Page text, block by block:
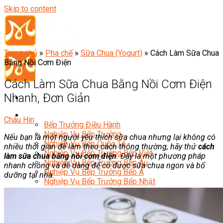
Skip to content
Đầu Bếp
Bếp Trưởng Điều Hành
Nghiệp Vụ Bếp Trưởng
Nghiệp Vụ Bếp Quốc Tế
Nghiệp Vụ Bếp Trưởng Bếp Việt
Nghiệp Vụ Bếp Trưởng Bếp Âu
Nghiệp Vụ Bếp Trưởng Bếp Á
Nghiệp Vụ Bếp Trưởng Bếp Nhật
Nghiệp Vụ Bếp Trưởng Bếp Hoa
Nghiệp Vụ Bếp Hàn
Nghiệp Vụ Bếp Thái
Nghiệp Vụ Bếp Chay
Trang chủ » Pha chế » Sữa Chua (Yogurt) » Cách Làm Sữa Chua
Bằng Nồi Cơm Điện
Cách Làm Sữa Chua Bằng Nồi Cơm Điện
Nhanh, Đơn Giản
Châu Hin
Nếu bạn là một người yêu thích sữa chua nhưng lại không có
nhiều thời gian để làm theo cách thông thường, hãy thửcách
làm sữa chua bằng nồi cơm điện. Đây là một phương pháp
nhanh chóng và dễ dàng để có được sữa chua ngon và bổ
dưỡng tại nhà.